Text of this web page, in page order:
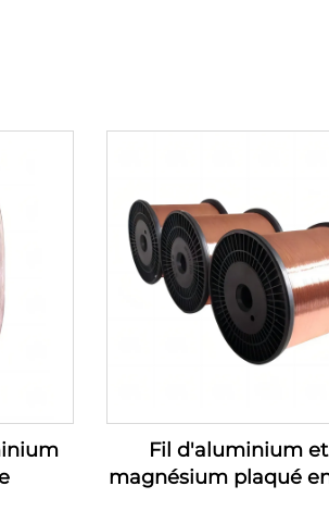
Fil d'aluminium
magnésium plaqué